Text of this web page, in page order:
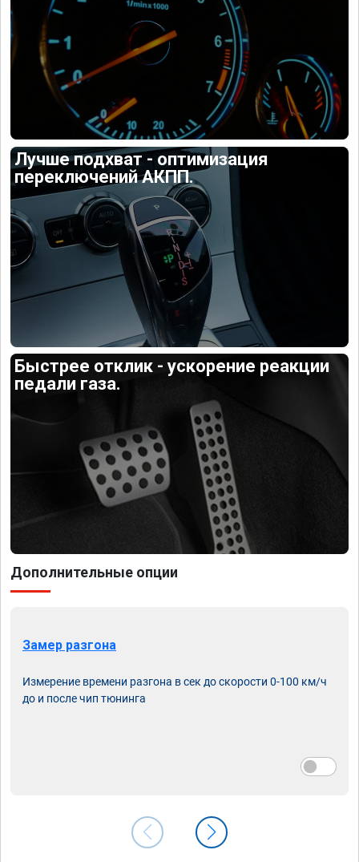
Лучше подхват - оптимизация
переключений АКПП.
Быстрее отклик - ускорение реакции
педали газа.
Дополнительные опции
Замер разгона
Измерение времени разгона в сек до скорости 0-100 км/ч
до и после чип тюнинга